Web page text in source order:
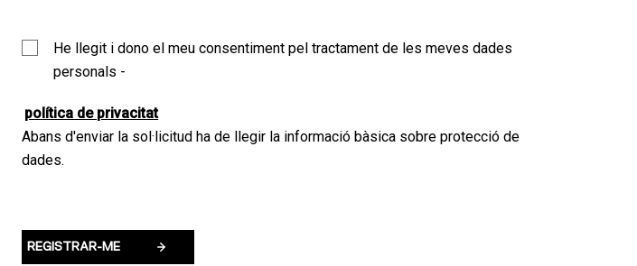
He llegit i dono el meu consentiment pel tractament de les meves dades
personals -
política de privacitat
Abans d'enviar la sol·licitud ha de llegir la informació bàsica sobre protecció de
dades.